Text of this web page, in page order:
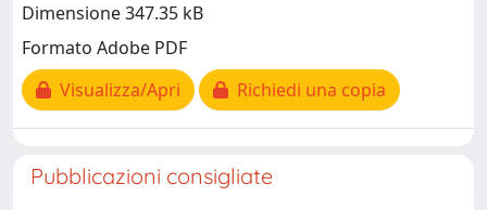
Dimensione 347.35 kB
Formato Adobe PDF
Visualizza/Apri
Richiedi una copia
Pubblicazioni consigliate